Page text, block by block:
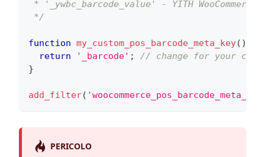
* '_ywbc_barcode_value' - YITH WooCommerce
*/
function my_custom_pos_barcode_meta_key( )
return
'_barcode' ;
// change for your
}
add_filter(
PERICOLO